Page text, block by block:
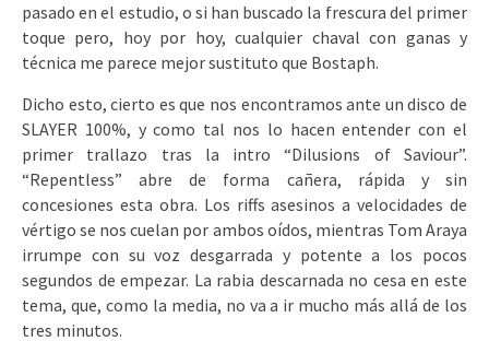
pasado en el estudio, o si han buscado la frescura del primer
toque pero, hoy por hoy, cualquier chaval con ganas y
técnica me parece mejor sustituto que Bostaph.
Dicho esto, cierto es que nos encontramos ante un disco de
SLAYER 100%, y como tal nos lo hacen entender con el
primer trallazo tras la intro “Dilusions of Saviour”.
“Repentless” abre de forma cañera, rápida y sin
concesiones esta obra. Los riffs asesinos a velocidades de
vértigo se nos cuelan por ambos oídos, mientras Tom Araya
irrumpe con su voz desgarrada y potente a los pocos
segundos de empezar. La rabia descarnada no cesa en este
tema, que, como la media, no va a ir mucho más allá de los
tres minutos.